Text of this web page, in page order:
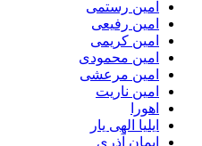
امین رستمی
امین رفیعی
امین کریمی
امین محمودی
امین مرعشی
امین ناریت
اهورا
ایلیا الهی یار
ایمان آذری